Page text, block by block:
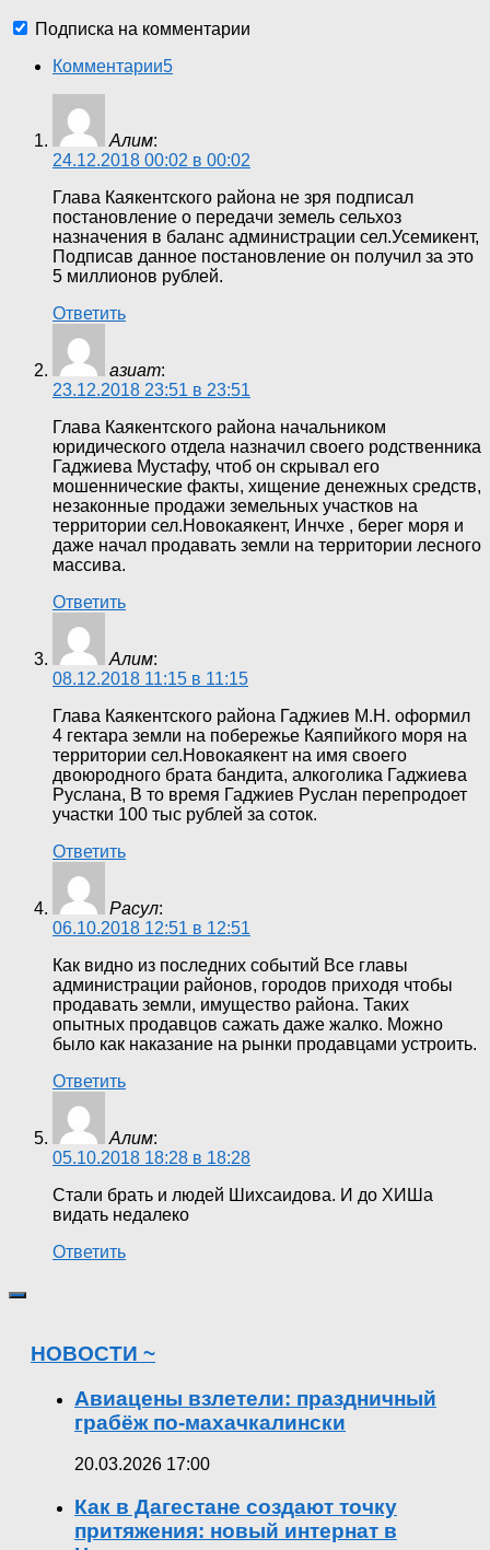
Подписка на комментарии
Комментарии5
Алим:
24.12.2018 00:02 в 00:02
Глава Каякентского района не зря подписал
постановление о передачи земель сельхоз
назначения в баланс администрации сел.Усемикент,
Подписав данное постановление он получил за это
5 миллионов рублей.
Ответить
азиат:
23.12.2018 23:51 в 23:51
Глава Каякентского района начальником
юридического отдела назначил своего родственника
Гаджиева Мустафу, чтоб он скрывал его
мошеннические факты, хищение денежных средств,
незаконные продажи земельных участков на
территории сел.Новокаякент, Инчхе , берег моря и
даже начал продавать земли на территории лесного
массива.
Ответить
Алим:
08.12.2018 11:15 в 11:15
Глава Каякентского района Гаджиев М.Н. оформил
4 гектара земли на побережье Каяпийкого моря на
территории сел.Новокаякент на имя своего
двоюродного брата бандита, алкоголика Гаджиева
Руслана, В то время Гаджиев Руслан перепродоет
участки 100 тыс рублей за соток.
Ответить
Расул:
06.10.2018 12:51 в 12:51
Как видно из последних событий Все главы
администрации районов, городов приходя чтобы
продавать земли, имущество района. Таких
опытных продавцов сажать даже жалко. Можно
было как наказание на рынки продавцами устроить.
Ответить
Алим:
05.10.2018 18:28 в 18:28
Стали брать и людей Шихсаидова. И до ХИШа
видать недалеко
Ответить
НОВОСТИ ~
Авиацены взлетели: праздничный
грабёж по-махачкалински
20.03.2026 17:00
Как в Дагестане создают точку
притяжения: новый интернат в